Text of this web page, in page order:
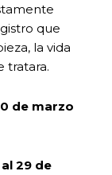
que
la vida
tratara.
de marzo
29 de